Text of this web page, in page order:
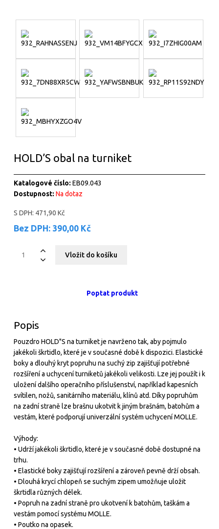
HOLD’S obal na turniket
Katalogové číslo: EB09.043
Dostupnost: Na dotaz
S DPH: 471,90 Kč
Bez DPH: 390,00 Kč
Poptat produkt
Popis
Pouzdro HOLD"S na turniket je navrženo tak, aby pojmulo
jakékoli škrtidlo, které je v současné době k dispozici. Elastické
boky a dlouhý kryt popruhu na suchý zip zajišťují potřebné
rozšíření a uchycení turniketů jakékoli velikosti. Lze jej použít i k
uložení dalšího operačního příslušenství, například kapesních
svítilen, nožů, sanitárního materiálu, klínů atd. Díky popruhům
na zadní straně lze brašnu ukotvit k jiným brašnám, batohům a
vestám, které podporují univerzální systém uchycení MOLLE.
Výhody:
• Udrží jakékoli škrtidlo, které je v současné době dostupné na
trhu.
• Elastické boky zajišťují rozšíření a zároveň pevně drží obsah.
• Dlouhá krycí chlopeň se suchým zipem umožňuje uložit
škrtidla různých délek.
• Popruh na zadní straně pro ukotvení k batohům, taškám a
vestám pomocí systému MOLLE.
• Poutko na opasek.